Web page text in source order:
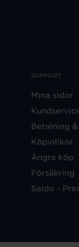
SUPPORT
Mina sidor
Betalning
Köpvillkor
Ångra köp
Försäkring
Saldo -